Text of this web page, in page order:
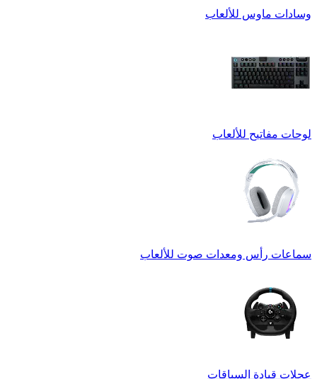
وسادات ماوس للألعاب
لوحات مفاتيح للألعاب
سماعات رأس ومعدات صوت للألعاب
عجلات قيادة السباقات